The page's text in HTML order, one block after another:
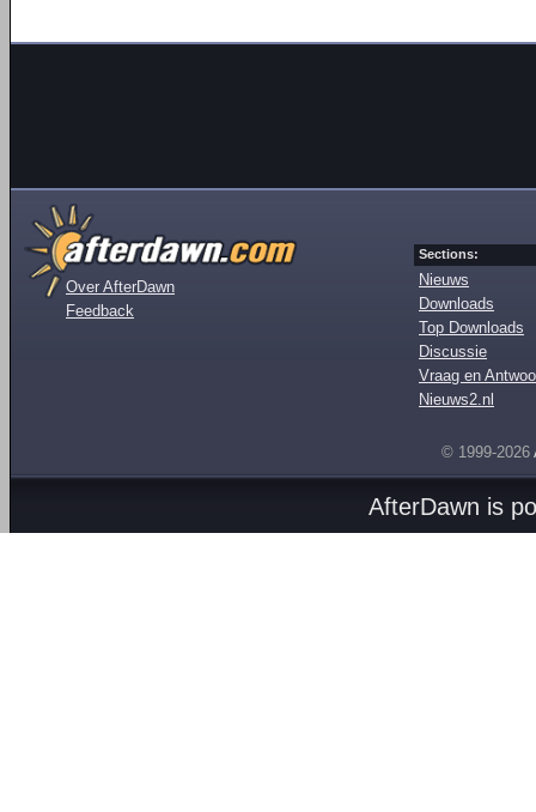
Over AfterDawn
Feedback
Sections:
Nieuws
Downloads
Top Downloads
Discussie
Vraag en
Nieuws2.nl
© 1999-2026
AfterDawn is